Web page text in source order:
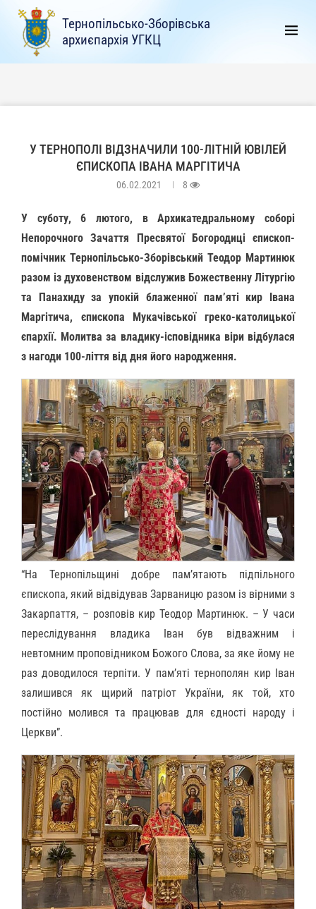
Тернопільсько-Зборівська
архиєпархія УГКЦ
У ТЕРНОПОЛІ ВІДЗНАЧИЛИ 100-ЛІТНІЙ ЮВІЛЕЙ
ЄПИСКОПА ІВАНА МАРГІТИЧА
06.02.2021 8
У суботу, 6 лютого, в Архикатедральному соборі
Непорочного Зачаття Пресвятої Богородиці єпископ-
помічник Тернопільсько-Зборівський Теодор Мартинюк
разом із духовенством відслужив Божественну Літургію
та Панахиду за упокій блаженної пам’яті кир Івана
Маргітича, єпископа Мукачівської греко-католицької
єпархії. Молитва за владику-ісповідника віри відбулася
з нагоди 100-ліття від дня його народження.
“На Тернопільщині добре пам’ятають підпільного
єпископа, який відвідував Зарваницю разом із вірними з
Закарпаття, – розповів кир Теодор Мартинюк. – У часи
переслідування владика Іван був відважним і
невтомним проповідником Божого Слова, за яке йому не
раз доводилося терпіти. У пам’яті тернополян кир Іван
залишився як щирий патріот України, як той, хто
постійно молився та працював для єдності народу і
Церкви”.